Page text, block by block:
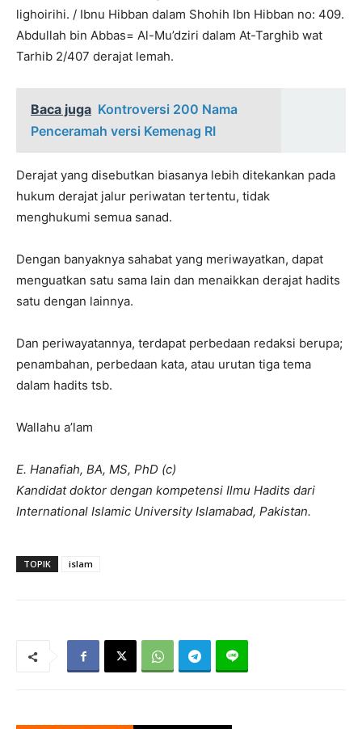
lighoirihi. / Ibnu Hibban dalam Shohih Ibn Hibban no: 409.
Abdullah bin Abbas= Al-Mu’dziri dalam At-Targhib wat
Tarhib 2/407 derajat lemah.
Baca juga Kontroversi 200 Nama
Penceramah versi Kemenag RI
Derajat yang disebutkan biasanya lebih ditekankan pada
hukum derajat jalur periwatan tertentu, tidak
menghukumi semua sanad.
Dengan banyaknya sahabat yang meriwayatkan, dapat
menguatkan satu sama lain dan menaikkan derajat hadits
satu dengan lainnya.
Dan periwayatannya, terdapat perbedaan redaksi berupa;
penambahan, perbedaan kata, atau urutan tiga tema
dalam hadits tsb.
Wallahu a’lam
E. Hanafiah, BA, MS, PhD (c)
Kandidat doktor dengan kompetensi Ilmu Hadits dari
International Islamic University Islamabad, Pakistan.
TOPIK islam